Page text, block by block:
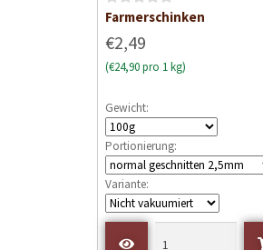
B
w
e
t
e
t
m
i
0
Farmerschinken
€2,49
(€24,90 pro 1 kg)
Gewicht:
Portionierung:
Variante: